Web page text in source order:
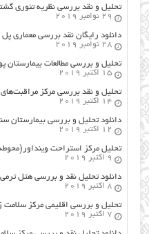
تحلیل و نقد بررسی نظریه تئوری
29 نوامبر 2019
دانلود رایگان نقد بررسی معماری
28 نوامبر 2019
تحلیل و بررسی مطالعات
15 اکتبر 2019
تحلیل و نقد بررسی مرکز
14 اکتبر 2019
دانلود تحلیل و بررسی بیمارستان
12 اکتبر 2019
تحلیل مرکز استراحت
9 اکتبر 2019
دانلود تحلیل نقد و بررسی هتل ترمی
8 اکتبر 2019
تحلیل و بررسی اقلیمی مرکز سلامت
7 اکتبر 2019